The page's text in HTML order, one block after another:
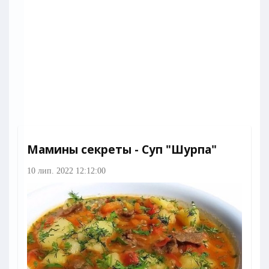
Мамины секреты - Суп "Шурпа"
10 лип. 2022 12:12:00